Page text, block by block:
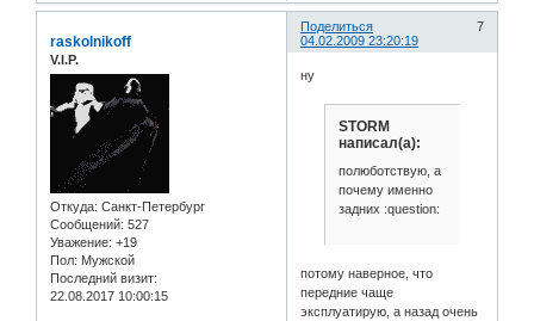
Поделиться
7
04.02.2009 23:20:19
raskolnikoff
V.I.P.
Откуда: Санкт-Петербург
Сообщений: 527
Уважение: +19
Пол: Мужской
Последний визит:
22.08.2017 10:00:15
ну
STORM
написал(а):
полюботствую, а
почему именно
задних :question:
потому наверное, что
передние чаще
эксплуатирую, а назад очень